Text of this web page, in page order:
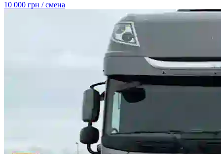
10 000 грн / смена